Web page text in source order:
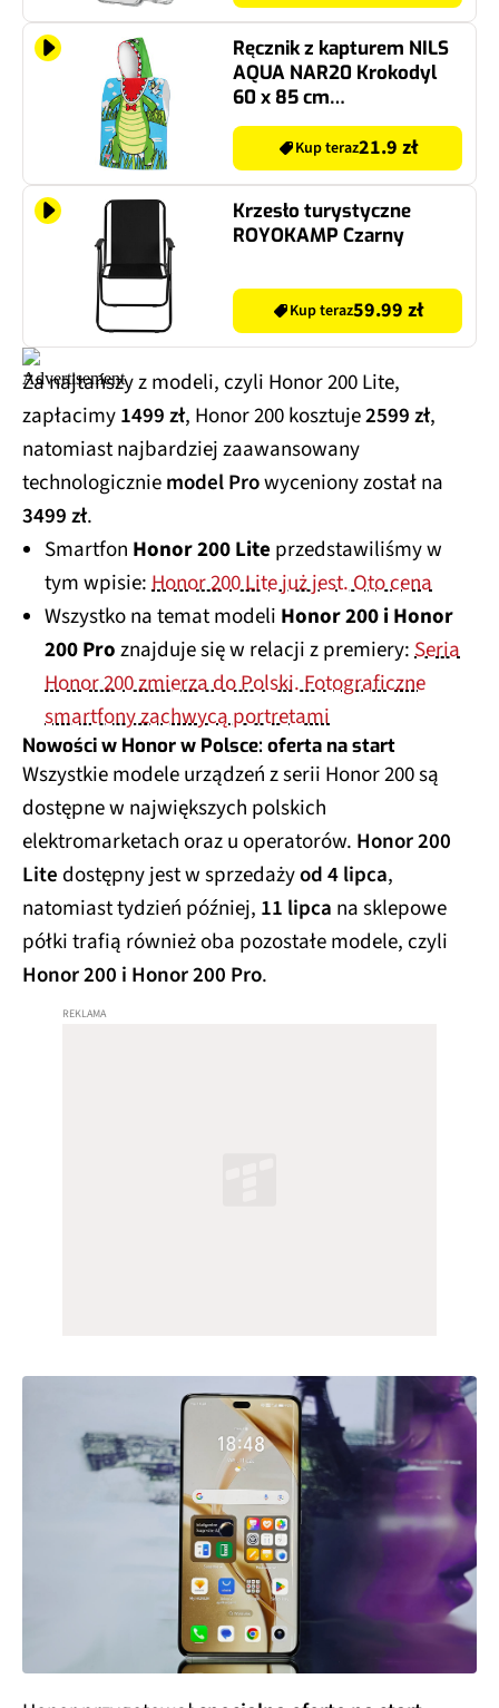
Ręcznik z kapturem NILS
AQUA NAR20 Krokodyl
60 x 85 cm
Wielokolorowy
Kup teraz21.9 zł
Krzesło turystyczne
ROYOKAMP Czarny
Kup teraz59.99 zł
Za najtańszy z modeli, czyli Honor 200 Lite,
zapłacimy1499 zł, Honor 200 kosztuje2599 zł,
natomiast najbardziej zaawansowany
technologiczniemodel Prowyceniony został na
3499 zł.
Smartfon Honor 200 Liteprzedstawiliśmy w
tym wpisie:Honor 200 Lite już jest. Oto cena
Wszystko na temat modeli Honor 200 i Honor
200 Proznajduje się w relacji z premiery:Seria
Honor 200 zmierza do Polski. Fotograficzne
smartfony zachwycą portretami
Nowości w Honor w Polsce: oferta na start
Wszystkie modele urządzeń z serii Honor 200 są
dostępne w największych polskich
elektromarketach oraz u operatorów. Honor 200
Lite dostępny jest w sprzedażyod 4 lipca,
natomiast tydzień później, 11 lipca na sklepowe
półki trafią również oba pozostałe modele, czyli
Honor 200 i Honor 200 Pro.